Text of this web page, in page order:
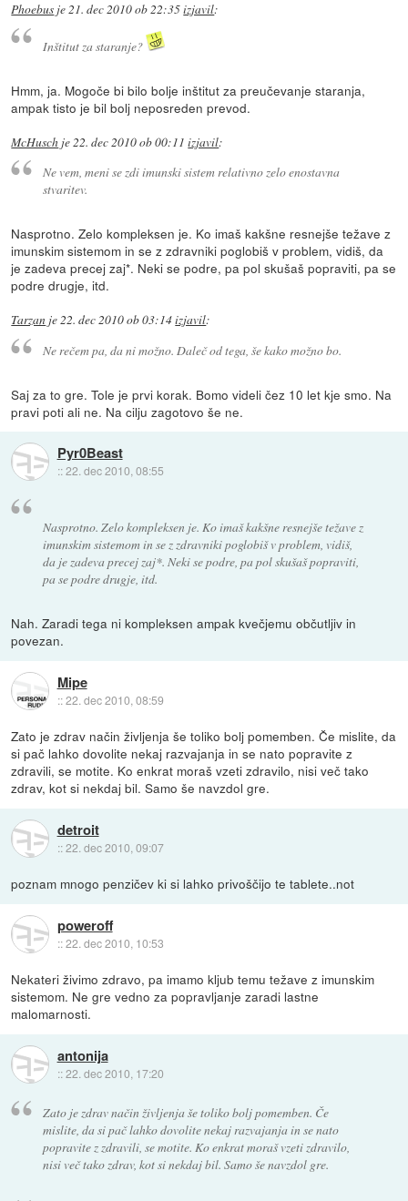
Phoebus je21. dec 2010 ob 22:35izjavil:
Inštitut za staranje?
Hmm, ja. Mogoče bi bilo bolje inštitut za preučevanje staranja,
ampak tisto je bil bolj neposreden prevod.
McHusch je22. dec 2010 ob 00:11 izjavil:
Ne vem, meni se zdi imunski sistem relativno zelo enostavna
stvaritev.
Nasprotno. Zelo kompleksen je. Ko imaš kakšne resnejše težave z
imunskim sistemom in se z zdravniki poglobiš v problem, vidiš, da
je zadeva precej zaj*. Neki se podre, pa pol skušaš popraviti, pa se
podre drugje, itd.
Tarzan je22. dec 2010 ob 03:14izjavil:
Ne rečem pa, da ni možno. Daleč od tega, še kako možno bo.
Saj za to gre. Tole je prvi korak. Bomo videli čez 10 let kje smo. Na
pravi poti ali ne. Na cilju zagotovo še ne.
Pyr0Beast
::22. dec 2010, 08:55
Nasprotno. Zelo kompleksen je. Ko imaš kakšne resnejše težave z
imunskim sistemom in se z zdravniki poglobiš v problem, vidiš,
da je zadeva precej zaj*. Neki se podre, pa pol skušaš popraviti,
pa se podre drugje, itd.
Nah. Zaradi tega ni kompleksen ampak kvečjemu občutljiv in
povezan.
Mipe
::22. dec 2010, 08:59
Zato je zdrav način življenja še toliko bolj pomemben. Če mislite, da
si pač lahko dovolite nekaj razvajanja in se nato popravite z
zdravili, se motite. Ko enkrat moraš vzeti zdravilo, nisi več tako
zdrav, kot si nekdaj bil. Samo še navzdol gre.
detroit
::22. dec 2010, 09:07
poznam mnogo penzičev ki si lahko privoščijo te tablete..not
poweroff
::22. dec 2010, 10:53
Nekateri živimo zdravo, pa imamo kljub temu težave z imunskim
sistemom. Ne gre vedno za popravljanje zaradi lastne
malomarnosti.
antonija
::22. dec 2010, 17:20
Zato je zdrav način življenja še toliko bolj pomemben. Če
mislite, da si pač lahko dovolite nekaj razvajanja in se nato
popravite z zdravili, se motite. Ko enkrat moraš vzeti zdravilo,
nisi več tako zdrav, kot si nekdaj bil. Samo še navzdol gre.